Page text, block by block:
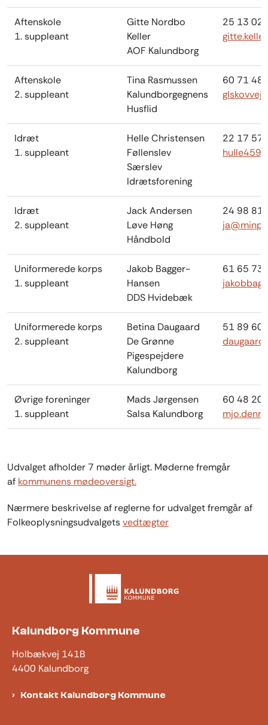
Aftenskole
1. suppleant
Gitte Nordbo
Keller
AOF Kalundborg
25 13 02
Aftenskole
2. suppleant
Tina Rasmussen
Kalundborgegnens
Husflid
60 71 48
Idræt
1. suppleant
Helle Christensen
Føllenslev
Særslev
Idrætsforening
22 17 57
Idræt
2. suppleant
Jack Andersen
Løve Høng
Håndbold
24 98 81
Uniformerede korps
1. suppleant
Jakob Bagger-
Hansen
DDS Hvidebæk
61 65 73
Uniformerede korps
2. suppleant
Betina Daugaard
De Grønne
Pigespejdere
Kalundborg
51 89 60
Øvrige foreninger
1. suppleant
Mads Jørgensen
Salsa Kalundborg
60 48 20
Udvalget afholder 7 møder årligt. Møderne fremgår
af kommunens mødeoversigt.
Nærmere beskrivelse af reglerne for udvalget fremgår af
Folkeoplysningsudvalgetsvedtægter
Kalundborg Kommune
Holbækvej 141B
4400 Kalundborg
Kontakt Kalundborg Kommune